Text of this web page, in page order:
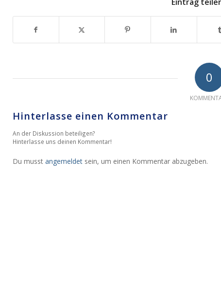
0
Hinterlasse einen Kommentar
An der Diskussion beteiligen?
Hinterlasse uns deinen Kommentar!
Du musst angemeldetsein, um einen Kommentar abzugeben.